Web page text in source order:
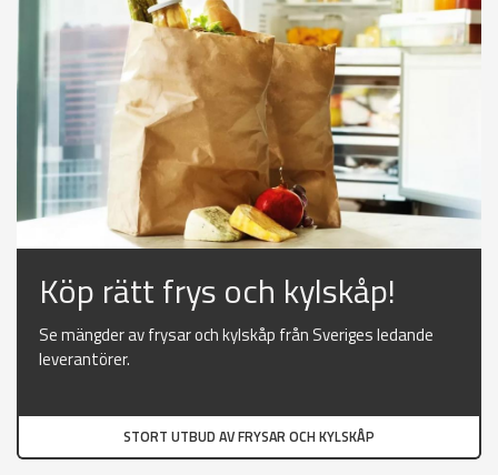
Köp rätt frys och kylskåp!
Se mängder av frysar och kylskåp från Sveriges ledande
leverantörer.
STORT UTBUD AV FRYSAR OCH KYLSKÅP